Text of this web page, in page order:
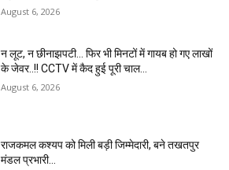
August 6, 2026
न लूट, न छीनाझपटी… फिर भी मिनटों में गायब हो गए लाखों
के जेवर..!! CCTV में कैद हुई पूरी चाल…
August 6, 2026
राजकमल कश्यप को मिली बड़ी जिम्मेदारी, बने तखतपुर
मंडल प्रभारी…